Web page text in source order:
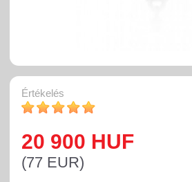
Értékelés
20 900 HUF
(77 EUR)